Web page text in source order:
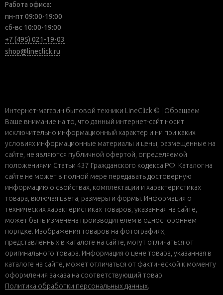
Работа офиса:
пн-пт 09:00-19:00
сб-вс 10:00-19:00
+7 (495) 021-19-03
shop@lineclick.ru
Интернет-магазин бытовой техники LineClick © | Обращаем
Ваше внимание на то, что данный интернет-сайт носит
исключительно информационный характер и ни при каких
условиях информационные материалы и цены, размещенные на
сайте, не являются публичной офертой, определяемой
положениями Статьи 437 Гражданского кодекса РФ. Каталог на
сайте не может в полной мере передавать достоверную
информацию о свойствах, комплектации и характеристиках
товара, включая цвета, размеры и формы. Информация о
технических характеристиках товаров, указанная на сайте,
может быть изменена производителем в одностороннем
порядке. Изображения товаров на фотографиях,
представленных в каталоге на сайте, могут отличаться от
оригинального товара. Информация о цене товара, указанная в
каталоге на сайте, может отличаться от фактической к моменту
оформления заказа на соответствующий товар.
Политика обработки персональных данных.